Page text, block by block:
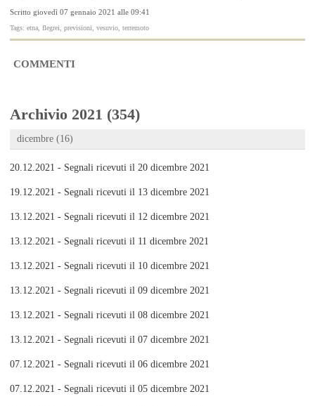
Scritto giovedì 07 gennaio 2021 alle 09:41
Tags: etna, flegrei, previsioni, vesuvio, terremoto
COMMENTI
Archivio 2021 (354)
dicembre (16)
20.12.2021 - Segnali ricevuti il 20 dicembre 2021
19.12.2021 - Segnali ricevuti il 13 dicembre 2021
13.12.2021 - Segnali ricevuti il 12 dicembre 2021
13.12.2021 - Segnali ricevuti il 11 dicembre 2021
13.12.2021 - Segnali ricevuti il 10 dicembre 2021
13.12.2021 - Segnali ricevuti il 09 dicembre 2021
13.12.2021 - Segnali ricevuti il 08 dicembre 2021
13.12.2021 - Segnali ricevuti il 07 dicembre 2021
07.12.2021 - Segnali ricevuti il 06 dicembre 2021
07.12.2021 - Segnali ricevuti il 05 dicembre 2021